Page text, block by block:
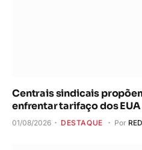
Centrais sindicais
enfrentar tarifaço dos EUA
01/08/2026 DESTAQUE Por